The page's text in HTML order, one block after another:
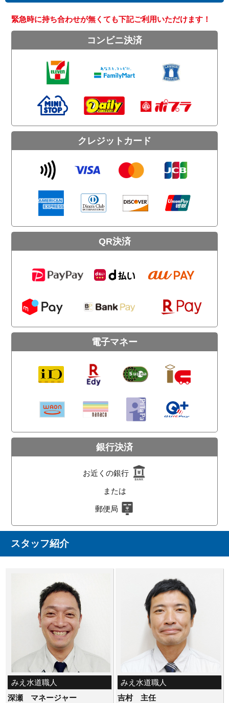
緊急時に持ち合わせが無くても下記ご利用いただけます！
コンビニ決済
クレジットカード
QR決済
電子マネー
銀行決済
お近くの銀行
または
郵便局
スタッフ紹介
みえ水道職人
深瀬 マネージャー
みえ水道職人
吉村 主任